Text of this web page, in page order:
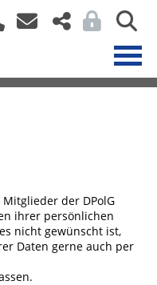
der DPolG
ihrer persönlichen
nicht gewünscht ist,
Daten gerne auch per